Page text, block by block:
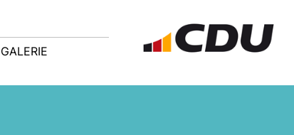
GALERIE